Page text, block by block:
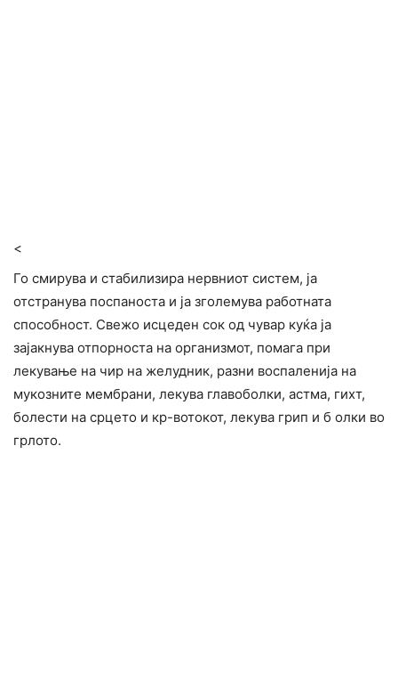
<
Го смирува и стабилизира нервниот систем, ја
отстранува поспаноста и ја зголемува работната
способност. Свежо исцеден сок од чувар куќа ја
зајакнува отпорноста на организмот, помага при
лекување на чир на желудник, разни воспаленија на
мукозните мембрани, лекува главоболки, астма, гихт,
болести на срцето и кр-вотокот, лекува грип и б олки во
грлото.